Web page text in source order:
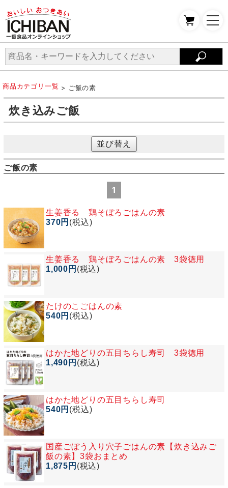
商品カテゴリ一覧 > ご飯の素
炊き込みご飯
並び替え
ご飯の素
1
生姜香る 鶏そぼろごはんの素
370円 (税込)
生姜香る 鶏そぼろごはんの素 3袋徳用
1,000円 (税込)
たけのこごはんの素
540円 (税込)
はかた地どりの五目ちらし寿司 3袋徳用
1,490円 (税込)
はかた地どりの五目ちらし寿司
540円 (税込)
国産ごぼう入り穴子ごはんの素【炊き込みご
飯の素】3袋おまとめ
1,875円 (税込)